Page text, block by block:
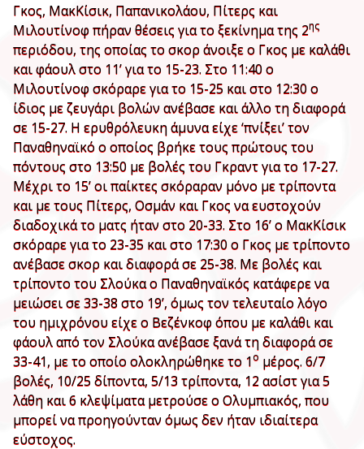
Γκος, ΜακΚίσικ, Παπανικολάου, Πίτερς και
Μιλουτίνοφ πήραν θέσεις για το ξεκίνημα της 2ης
περιόδου, της οποίας το σκορ άνοιξε ο Γκος με καλάθι
και φάουλ στο 11’ για το 15-23. Στο 11:40 ο
Μιλουτίνοφ σκόραρε για το 15-25 και στο 12:30 ο
ίδιος με ζευγάρι βολών ανέβασε και άλλο τη διαφορά
σε 15-27. Η ερυθρόλευκη άμυνα είχε ‘πνίξει’ τον
Παναθηναϊκό ο οποίος βρήκε τους πρώτους του
πόντους στο 13:50 με βολές του Γκραντ για το 17-27.
Μέχρι το 15’ οι παίκτες σκόραραν μόνο με τρίποντα
και με τους Πίτερς, Οσμάν και Γκος να ευστοχούν
διαδοχικά το ματς ήταν στο 20-33. Στο 16’ ο ΜακΚίσικ
σκόραρε για το 23-35 και στο 17:30 ο Γκος με τρίποντο
ανέβασε σκορ και διαφορά σε 25-38. Με βολές και
τρίποντο του Σλούκα ο Παναθηναϊκός κατάφερε να
μειώσει σε 33-38 στο 19’, όμως τον τελευταίο λόγο
του ημιχρόνου είχε ο Βεζένκοφ όπου με καλάθι και
φάουλ από τον Σλούκα ανέβασε ξανά τη διαφορά σε
33-41, με το οποίο ολοκληρώθηκε το 1ο μέρος. 6/7
βολές, 10/25 δίποντα, 5/13 τρίποντα, 12 ασίστ για 5
λάθη και 6 κλεψίματα μετρούσε ο Ολυμπιακός, που
μπορεί να προηγούνταν όμως δεν ήταν ιδιαίτερα
εύστοχος.